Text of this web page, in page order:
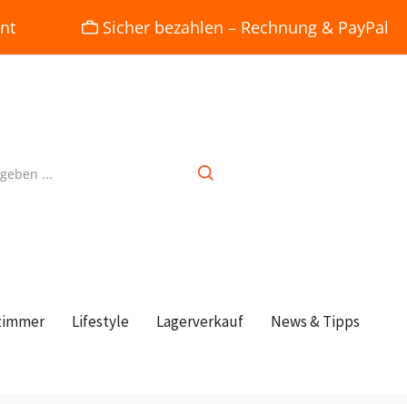
Sicher bezahlen – Rechnung & PayPal
Lifestyle Lagerverkauf News & Tipps